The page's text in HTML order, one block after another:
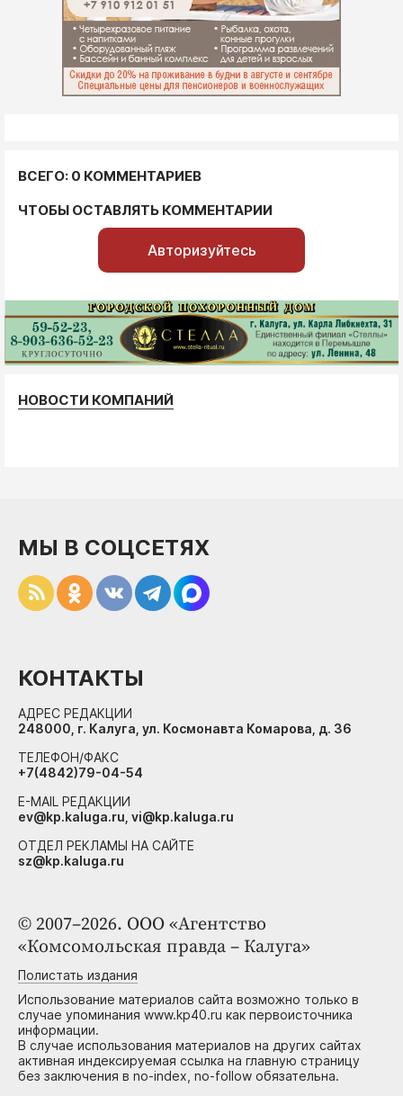
ВСЕГО: 0 КОММЕНТАРИЕВ
ЧТОБЫ ОСТАВЛЯТЬ КОММЕНТАРИИ
Авторизуйтесь
НОВОСТИ КОМПАНИЙ
© 2007–2026. ООО «Агентство
«Комсомольская правда – Калуга»
Полистать издания
Использование материалов сайта возможно только в
случае упоминания www.kp40.ru как первоисточника
информации.
В случае использования материалов на других сайтах
активная индексируемая ссылка на главную страницу
без заключения в no-index, no-follow обязательна.
МЫ В СОЦСЕТЯХ
КОНТАКТЫ
АДРЕС РЕДАКЦИИ
248000, г. Калуга, ул. Космонавта Комарова, д. 36
ТЕЛЕФОН/ФАКС
+7(4842)79-04-54
E-MAIL РЕДАКЦИИ
ev@kp.kaluga.ru, vi@kp.kaluga.ru
ОТДЕЛ РЕКЛАМЫ НА САЙТЕ
sz@kp.kaluga.ru